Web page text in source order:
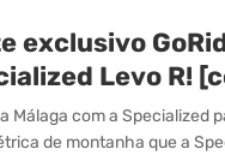
exclusivo
Levo R!
Málaga com a Specialized
de montanha que a